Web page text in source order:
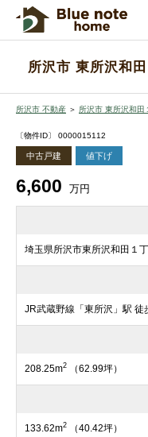
所沢市 東所沢和
所沢市 不動産 ＞ 所沢市 東所沢和田
〔物件ID〕 0000015112
中古戸建 値下げ
6,600 万円
埼玉県所沢市東所沢和田１
JR武蔵野線「東所沢」駅 徒
208.25m2 （62.99坪）
133.62m2 （40.42坪）